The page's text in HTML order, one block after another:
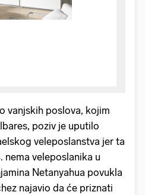
vanjskih poslova, kojim
poziv je uputilo
veleposlanstva jer ta
nema veleposlanika u
Netanyahua povukla
najavio da će priznati